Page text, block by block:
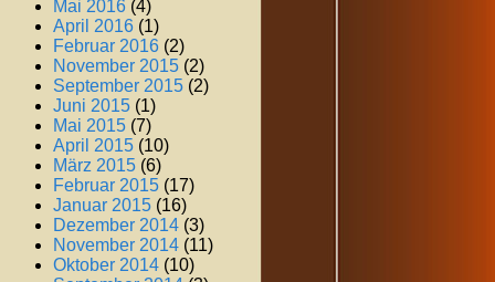
Mai 2016 (4)
April 2016 (1)
Februar 2016 (2)
November 2015 (2)
September 2015 (2)
Juni 2015 (1)
Mai 2015 (7)
April 2015 (10)
März 2015 (6)
Februar 2015 (17)
Januar 2015 (16)
Dezember 2014 (3)
November 2014 (11)
Oktober 2014 (10)